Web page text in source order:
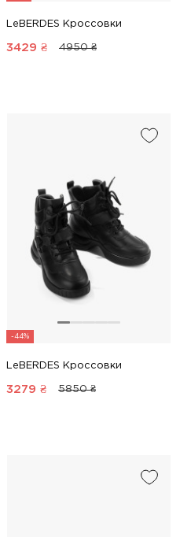
LeBERDES Кроссовки
3429 ₴ 4950 ₴
-44%
LeBERDES Кроссовки
3279 ₴ 5850 ₴